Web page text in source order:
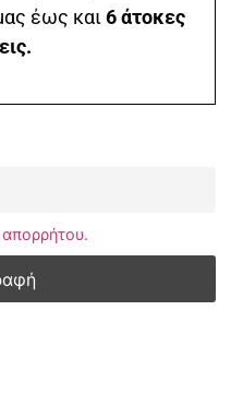
έως και 6 άτοκες
απορρήτου.